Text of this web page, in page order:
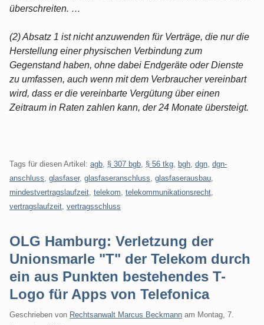
überschreiten. …
(2) Absatz 1 ist nicht anzuwenden für Verträge, die nur die
Herstellung einer physischen Verbindung zum
Gegenstand haben, ohne dabei Endgeräte oder Dienste
zu umfassen, auch wenn mit dem Verbraucher vereinbart
wird, dass er die vereinbarte Vergütung über einen
Zeitraum in Raten zahlen kann, der 24 Monate übersteigt.
Tags für diesen Artikel: agb § 307 bgb § 56 tkg bgh dgn dgn-
anschluss glasfaser, glasfaseranschluss glasfaserausbau
mindestvertragslaufzeit telekom telekommunikationsrecht
vertragslaufzeit vertragsschluss
OLG Hamburg: Verletzung der
Unionsmarle "T" der Telekom durch
ein aus Punkten bestehendes T-
Logo für Apps von Telefonica
Geschrieben von Rechtsanwalt Marcus Beckmann am Montag, 7.